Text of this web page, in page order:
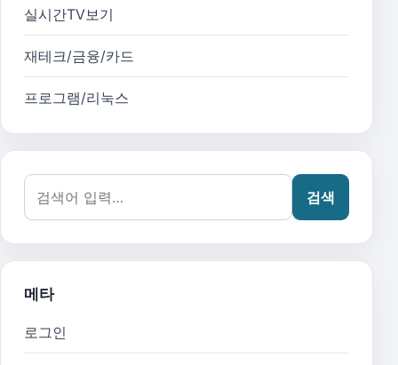
실시간TV보기
재테크/금융/카드
프로그램/리눅스
검색어:
검색
메타
로그인